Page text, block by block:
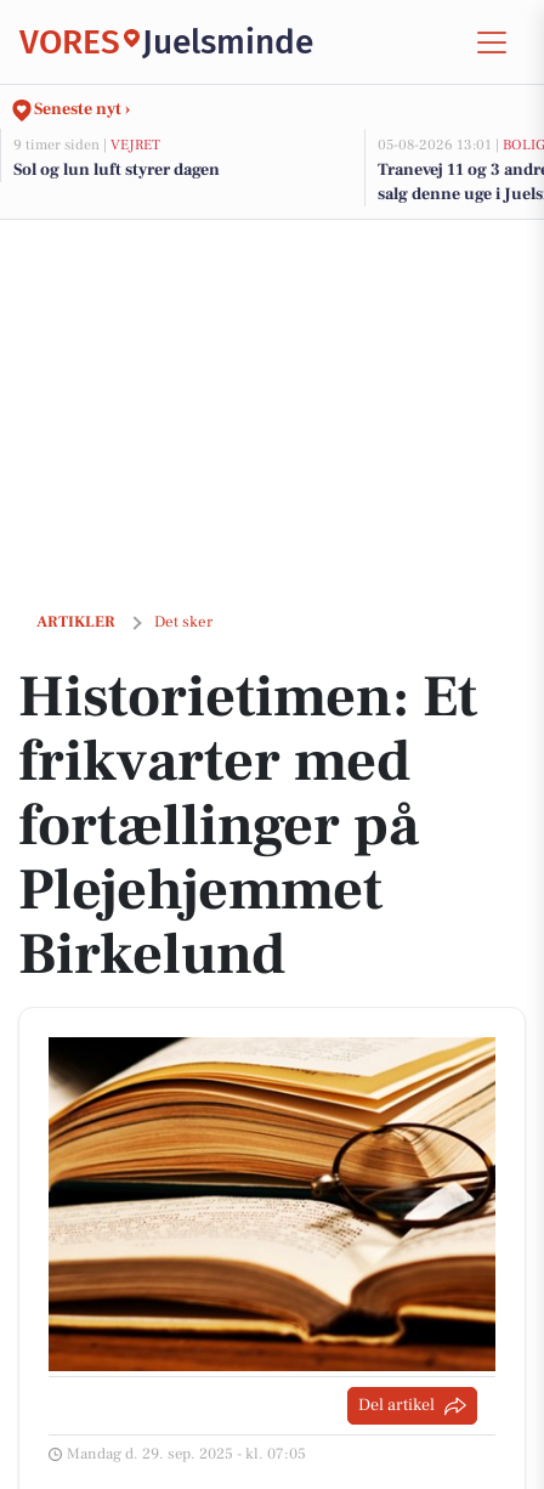
VORES Juelsminde
Seneste nyt ›
9 timer siden | VEJRET
Sol og lun luft styrer dagen
05-08-2026 13:01 |
Tranevej 11 og 3
salg denne uge i
her.
ARTIKLER Det sker
Historietimen: Et frikvarter med fortællinger på Plejehjemmet
Historietimen: Et
frikvarter med
fortællinger på
Plejehjemmet
Birkelund
Del artikel
Mandag d. 29. sep. 2025 - kl. 07:05